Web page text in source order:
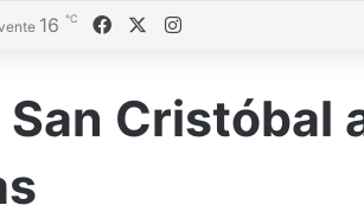
16 ℃ FacebookInstagram
Cristóbal